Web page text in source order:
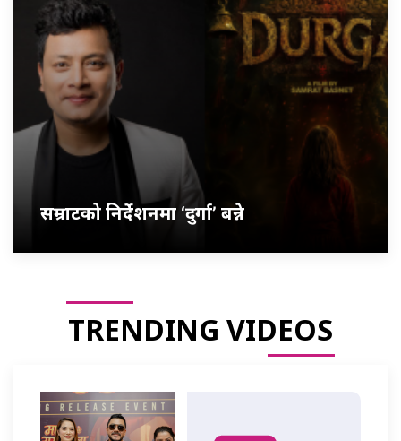
सम्राटको निर्देशनमा ‘दुर्गा’ बन्ने
TRENDING VIDEOS